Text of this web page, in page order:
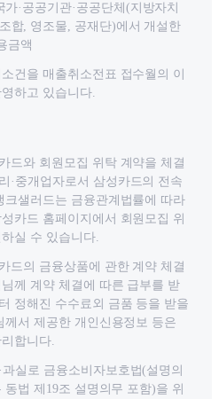
가·공공기관·공공단체(지방자치
합, 영조물, 공재단)에서 개설한
금액
건을 매출취소전표 접수월의 이
하고 있습니다.
드와 회원모집 위탁 계약을 체결
·중개업자로서 삼성카드의 전속
크샐러드는 금융관계법률에 따라
카드 홈페이지에서 회원모집 위
실 수 있습니다.
드의 금융상품에 관한 계약 체결
께 계약 체결에 따른 급부를 받
정해진 수수료외 금품 등을 받을
께서 제공한 개인신용정보 등은
합니다.
실로 금융소비자보호법(설명의
법 제19조 설명의무 포함)을 위